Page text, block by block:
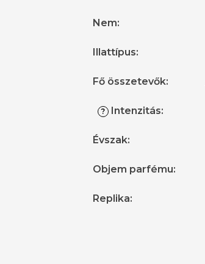
Nem:
Illattípus:
Fő összetevők:
? Intenzitás:
Évszak:
Objem parfému:
Replika: